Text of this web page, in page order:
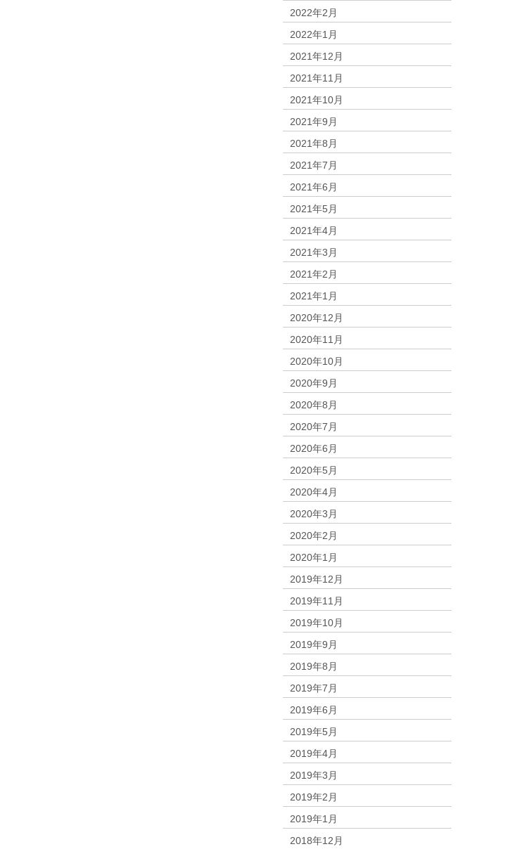
2022年2月
2022年1月
2021年12月
2021年11月
2021年10月
2021年9月
2021年8月
2021年7月
2021年6月
2021年5月
2021年4月
2021年3月
2021年2月
2021年1月
2020年12月
2020年11月
2020年10月
2020年9月
2020年8月
2020年7月
2020年6月
2020年5月
2020年4月
2020年3月
2020年2月
2020年1月
2019年12月
2019年11月
2019年10月
2019年9月
2019年8月
2019年7月
2019年6月
2019年5月
2019年4月
2019年3月
2019年2月
2019年1月
2018年12月